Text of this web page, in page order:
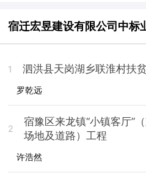
宿迁宏昱建设有限公司中标
1 泗洪县天岗湖乡联淮村扶
罗乾远
2
宿豫区来龙镇“小镇客厅”
场地及道路）工程
许浩然